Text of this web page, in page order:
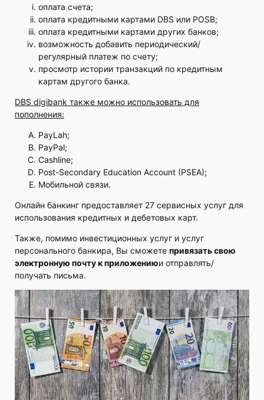
оплата счета;
оплата кредитными картами DBS или POSB;
оплата кредитными картами других банков;
возможность добавить периодический/
регулярный платеж по счету;
просмотр истории транзакций по кредитным
картам другого банка.
DBS digibank также можно использовать для
пополнения:
PayLah;
PayPal;
Cashline;
Post-Secondary Education Account (PSEA);
Мобильной связи.
Онлайн банкинг предоставляет 27 сервисных услуг для
использования кредитных и дебетовых карт.
Также, помимо инвестиционных услуг и услуг
персонального банкира, Вы сможете привязать свою
электронную почту к приложениюи отправлять/
получать письма.